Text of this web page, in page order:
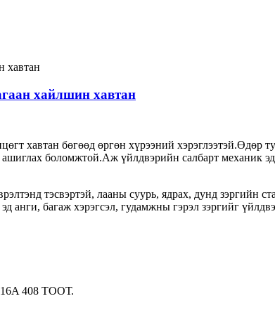
хайлшин хавтан
хавтан бөгөөд өргөн хүрээний хэрэглээтэй.Өдөр
боломжтой.Аж үйлдвэрийн салбарт механик
тэсвэртэй, лааны суурь, ядрах, дунд зэргийн
багаж хэрэгсэл, гудамжны гэрэл зэргийг
408 ТООТ.